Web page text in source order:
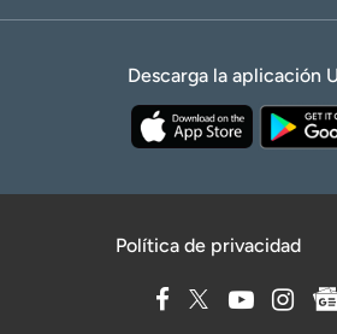
Descarga la aplicación
Política de privacidad